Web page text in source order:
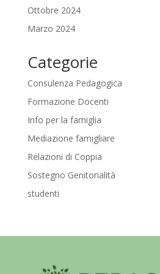
Ottobre 2024
Marzo 2024
Categorie
Consulenza Pedagogica
Formazione Docenti
Info per la famiglia
Mediazione famigliare
Relazioni di Coppia
Sostegno Genitorialità
studenti